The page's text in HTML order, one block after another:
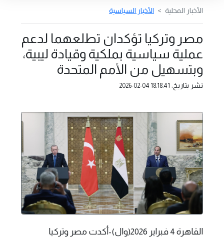
الأخبار المحلية الأخبار السياسية
مصر وتركيا تؤكدان تطلعهما لدعم
عملية سياسية بملكية وقيادة ليبية،
وبتسهيل من الأمم المتحدة
نشر بتاريخ: 2026-02-04 18:18:41
القاهرة 4 فبراير 2026(وال)-أكدت مصر وتركيا